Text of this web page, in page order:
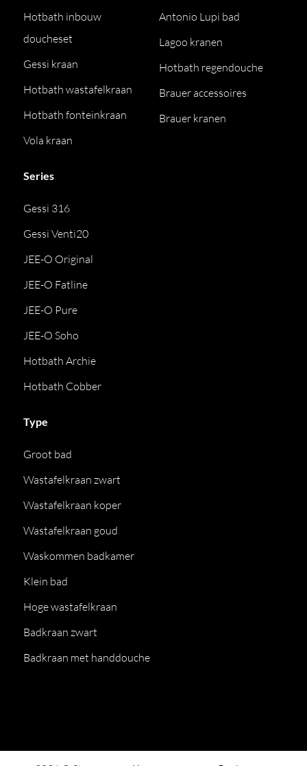
Hotbath inbouw
doucheset
Gessi kraan
Hotbath wastafelkraan
Hotbath fonteinkraan
Vola kraan
Antonio Lupi bad
Lagoo kranen
Hotbath regendouche
Brauer accessoires
Brauer kranen
Series
Gessi 316
Gessi Venti20
JEE-O Original
JEE-O Fatline
JEE-O Pure
JEE-O Soho
Hotbath Archie
Hotbath Cobber
Type
Groot bad
Wastafelkraan zwart
Wastafelkraan koper
Wastafelkraan goud
Waskommen badkamer
Klein bad
Hoge wastafelkraan
Badkraan zwart
Badkraan met handdouche